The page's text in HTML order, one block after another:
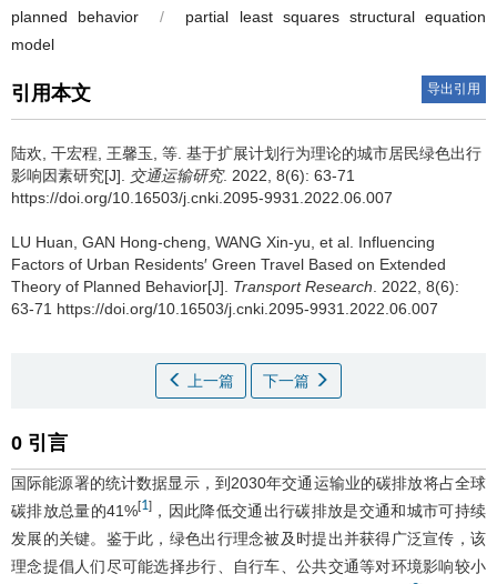
planned behavior
/
partial least squares structural equation
model
引用本文 导出引用
陆欢 干宏程 王馨玉 等 基于扩展计划行为理论的城市居民绿色出行
影响因素研究[J]. 交通运输研究. 2022, 8(6): 63-71
https://doi.org/10.16503/j.cnki.2095-9931.2022.06.007
LU Huan GAN Hong-cheng WANG Xin-yu et al Influencing
Factors of Urban Residents′ Green Travel Based on Extended
Theory of Planned Behavior[J]. Transport Research . 2022, 8(6):
63-71 https://doi.org/10.16503/j.cnki.2095-9931.2022.06.007
上一篇 下一篇
0 引言
国际能源署的统计数据显示，到2030年交通运输业的碳排放将占全球
碳排放总量的41%[1] ，因此降低交通出行碳排放是交通和城市可持续
发展的关键。鉴于此，绿色出行理念被及时提出并获得广泛宣传，该
理念提倡人们尽可能选择步行、自行车、公共交通等对环境影响较小